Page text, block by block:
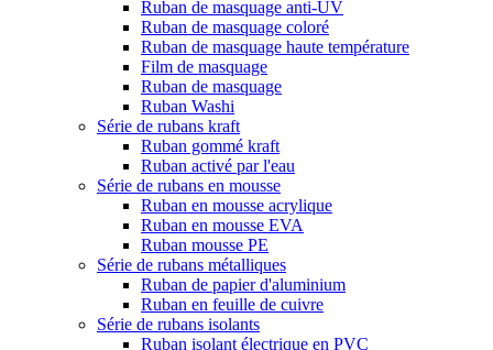
Ruban de masquage anti-UV
Ruban de masquage coloré
Ruban de masquage haute température
Film de masquage
Ruban de masquage
Ruban Washi
Série de rubans kraft
Ruban gommé kraft
Ruban activé par l'eau
Série de rubans en mousse
Ruban en mousse acrylique
Ruban en mousse EVA
Ruban mousse PE
Série de rubans métalliques
Ruban de papier d'aluminium
Ruban en feuille de cuivre
Série de rubans isolants
Ruban isolant électrique en PVC